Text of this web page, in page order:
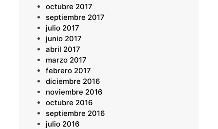
octubre 2017
septiembre 2017
julio 2017
junio 2017
abril 2017
marzo 2017
febrero 2017
diciembre 2016
noviembre 2016
octubre 2016
septiembre 2016
julio 2016